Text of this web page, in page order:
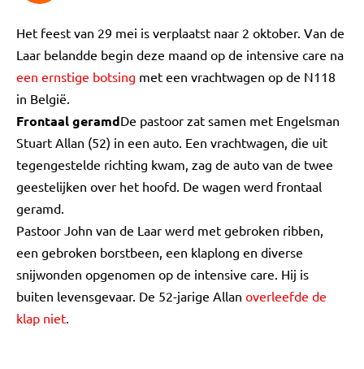
Het feest van 29 mei is verplaatst naar 2 oktober. Van de
Laar belandde begin deze maand op de intensive care na
een ernstige botsing met een vrachtwagen op de N118
in België.
Frontaal geramdDe pastoor zat samen met Engelsman
Stuart Allan (52) in een auto. Een vrachtwagen, die uit
tegengestelde richting kwam, zag de auto van de twee
geestelijken over het hoofd. De wagen werd frontaal
geramd.
Pastoor John van de Laar werd met gebroken ribben,
een gebroken borstbeen, een klaplong en diverse
snijwonden opgenomen op de intensive care. Hij is
buiten levensgevaar. De 52-jarige Allan overleefde de
klap niet.